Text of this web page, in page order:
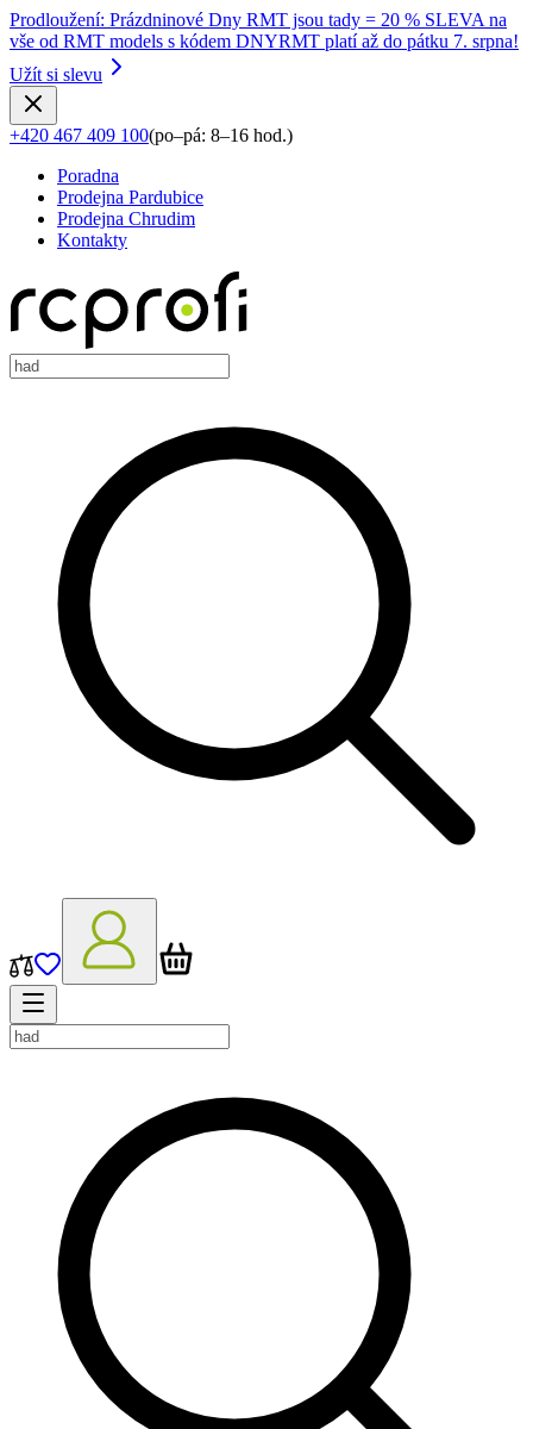
Prodloužení: Prázdninové Dny RMT jsou tady = 20 % SLEVA na
vše od RMT models s kódem DNYRMT platí až do pátku 7. srpna!
Užít si slevu
+420 467 409 100(po–pá: 8–16 hod.)
Poradna
Prodejna Pardubice
Prodejna Chrudim
Kontakty